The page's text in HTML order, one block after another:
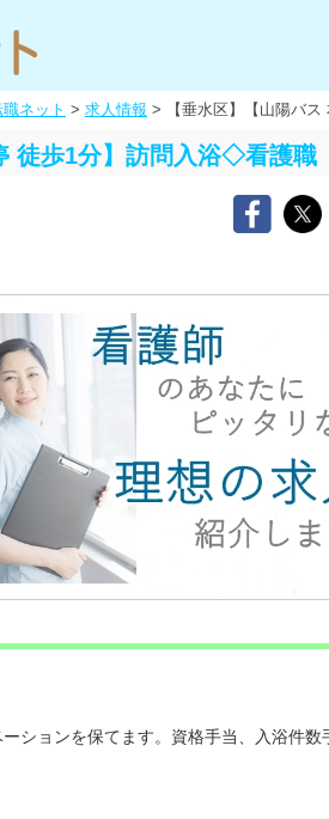
ネット > 求人情報 > 【垂水区】【山陽バ
徒歩1分】訪問入浴◇看護職
ションを保てます。資格手当、入浴件数